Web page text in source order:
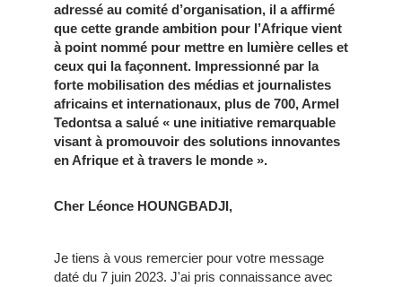
adressé au comité d’organisation, il a affirmé
que cette grande ambition pour l’Afrique vient
à point nommé pour mettre en lumière celles et
ceux qui la façonnent. Impressionné par la
forte mobilisation des médias et journalistes
africains et internationaux, plus de 700, Armel
Tedontsa a salué « une initiative remarquable
visant à promouvoir des solutions innovantes
en Afrique et à travers le monde ».
Cher Léonce HOUNGBADJI,
Je tiens à vous remercier pour votre message
daté du 7 juin 2023. J'ai pris connaissance avec